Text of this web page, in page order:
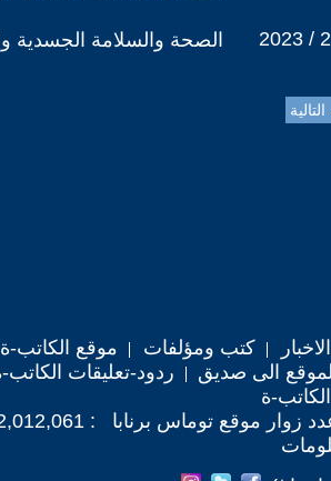
الصحة والسلامة الجسدية 2023 /
كتب ومؤلفات
موقع الكاتب-
الى صديق ردود-تعليقات
ة
زوار موقع توماس برنابا : 2,012,061